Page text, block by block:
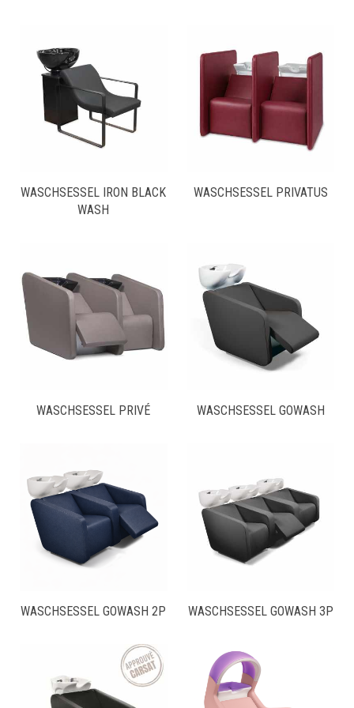
WASCHSESSEL IRON BLACK
WASH
WASCHSESSEL PRIVATUS
WASCHSESSEL PRIVÉ WASCHSESSEL GOWASH
WASCHSESSEL GOWASH 2P WASCHSESSEL GOWASH 3P